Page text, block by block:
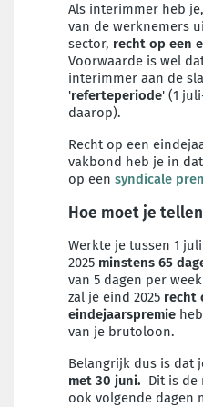
Als interimmer heb
van de werknemers
sector, recht op een
Voorwaarde is wel
interimmer aan de
'referteperiode' (1
daarop).
Recht op een
vakbond heb je in
op een syndicale
Hoe moet je
Werkte je tussen 1
2025 minstens 65
van 5 dagen per
zal je eind 2025 recht
eindejaarspremie
van je brutoloon.
Belangrijk dus is dat
met 30 juni. Dit is de
ook volgende dagen